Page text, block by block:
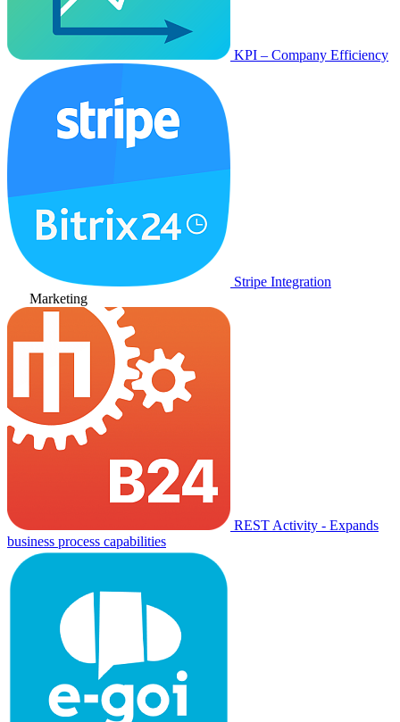
KPI – Company Efficiency
Stripe Integration
Marketing
REST Activity - Expands
business process capabilities